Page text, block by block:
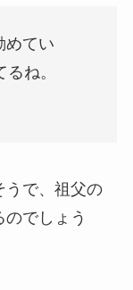
めてい
ね。
うで、祖父の
でしょう